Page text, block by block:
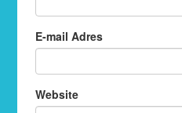
E-mail Adres
Website